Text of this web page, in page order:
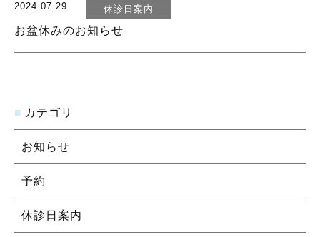
2024.07.29 休診日案内
お盆休みのお知らせ
カテゴリ
お知らせ
予約
休診日案内